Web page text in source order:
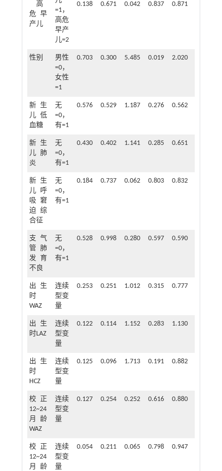
=1，
高危
早产
儿=2
高
危早
产儿
0.138 0.671 0.042 0.837 0.871
性别
男性
=0，
女性
=1
0.703 0.300 5.485 0.019 2.020
新生
儿低
血糖
无
=0，
有=1
0.576 0.529 1.187 0.276 0.562
新生
儿肺
炎
无
=0，
有=1
0.430 0.402 1.141 0.285 0.651
新生
儿呼
吸窘
迫综
合征
无
=0，
有=1
0.184 0.737 0.062 0.803 0.832
支气
管肺
发育
不良
无
=0，
有=1
0.528 0.998 0.280 0.597 0.590
出生
时
WAZ
连续
型变
量
0.253 0.251 1.012 0.315 0.777
出生
时LAZ
连续
型变
量
0.122 0.114 1.152 0.283 1.130
出生
时
HCZ
连续
型变
量
0.125 0.096 1.713 0.191 0.882
校正
12~24
月龄
WAZ
连续
型变
量
0.127 0.254 0.252 0.616 0.880
校正
12~24
月龄
连续
型变
量
0.054 0.211 0.065 0.798 0.947